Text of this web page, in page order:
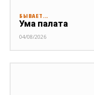
БЫВАЕТ...
Ума палата
04/08/2026